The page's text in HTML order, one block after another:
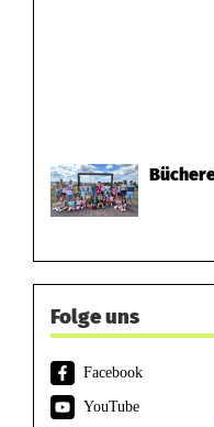
Folge uns
Facebook
YouTube